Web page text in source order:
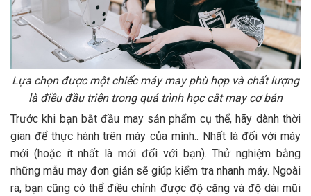
Lựa chọn được một chiếc máy may phù hợp và chất lượng
là điều đầu triên trong quá trình học cắt may cơ bản
Trước khi bạn bắt đầu may sản phẩm cụ thể, hãy dành thời
gian để thực hành trên máy của mình.. Nhất là đối với máy
mới (hoặc ít nhất là mới đối với bạn). Thử nghiệm bằng
những mẫu may đơn giản sẽ giúp kiểm tra nhanh máy. Ngoài
ra, bạn cũng có thể điều chỉnh được độ căng và độ dài mũi